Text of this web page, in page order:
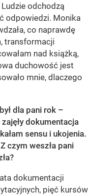
odchodzą
odpowiedzi. Monika
co naprawdę
transformacji
nad książką,
duchowość jest
mnie, dlaczego
dla pani rok –
dokumentacja
sensu i ukojenia.
czym weszła pani
dokumentacji
pięć kursów